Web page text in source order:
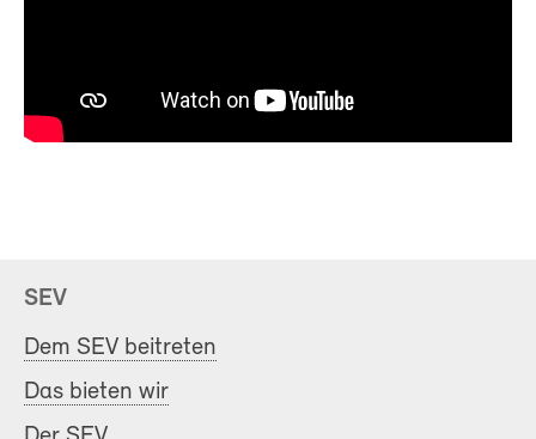
SEV
Dem SEV beitreten
Das bieten wir